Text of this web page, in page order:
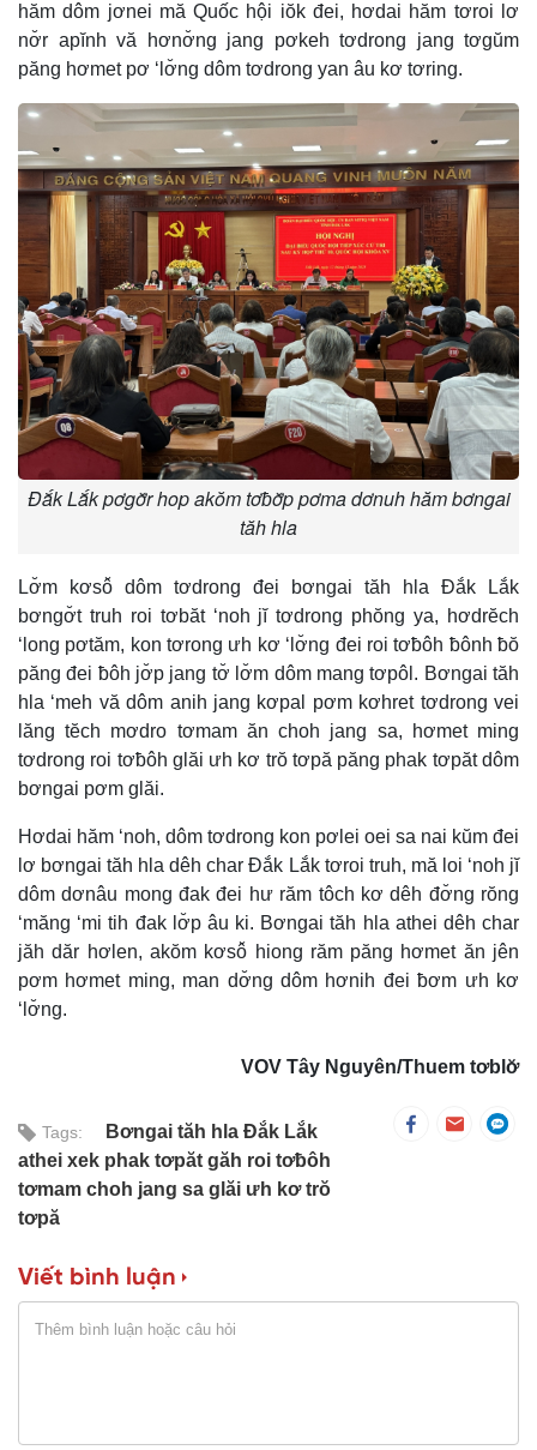
hăm dôm jơnei mă Quốc hội iŏk đei, hơdai hăm tơroi lơ
nơ̆r apĭnh vă hơnơ̆ng jang pơkeh tơdrong jang tơgŭm
păng hơmet pơ ‘lơ̆ng dôm tơdrong yan âu kơ tơring.
Đắk Lắk pơgơ̆r hop akŏm tơƀơ̆p pơma dơnuh hăm bơngai
tăh hla
Lơ̆m kơsô̆ dôm tơdrong đei bơngai tăh hla Đắk Lắk
bơngơ̆t truh roi tơbăt ‘noh jĭ tơdrong phŏng ya, hơdrĕch
‘long pơtăm, kon tơrong ưh kơ ‘lơ̆ng đei roi tơƀôh ƀônh ƀŏ
păng đei ƀôh jơ̆p jang tơ̆ lơ̆m dôm mang tơpôl. Bơngai tăh
hla ‘meh vă dôm anih jang kơpal pơm kơhret tơdrong vei
lăng tĕch mơdro tơmam ăn choh jang sa, hơmet ming
tơdrong roi tơƀôh glăi ưh kơ trŏ tơpă păng phak tơpăt dôm
bơngai pơm glăi.
Hơdai hăm ‘noh, dôm tơdrong kon pơlei oei sa nai kŭm đei
lơ bơngai tăh hla dêh char Đắk Lắk tơroi truh, mă loi ‘noh jĭ
dôm dơnâu mong đak đei hư răm tôch kơ dêh đơ̆ng rŏng
‘măng ‘mi tih đak lơ̆p âu ki. Bơngai tăh hla athei dêh char
jăh dăr hơlen, akŏm kơsô̆ hiong răm păng hơmet ăn jên
pơm hơmet ming, man dơ̆ng dôm hơnih đei ƀơm ưh kơ
‘lơ̆ng.
VOV Tây Nguyên/Thuem tơblơ̆
Tags:
Bơngai tăh hla Đắk Lắk
athei xek phak tơpăt găh roi tơƀôh
tơmam choh jang sa glăi ưh kơ trŏ
tơpă
Viết bình luận